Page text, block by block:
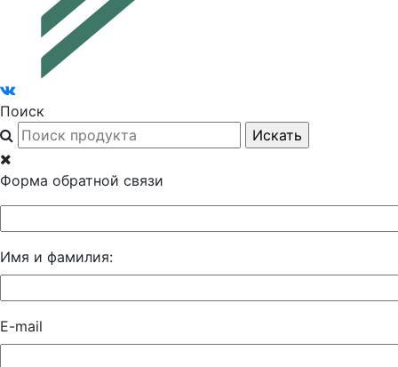
Поиск
Форма обратной связи
Имя и фамилия:
E-mail